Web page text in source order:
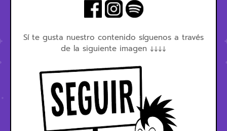
Sí te gusta nuestro contenido síguenos a través
de la siguiente imagen ↓↓↓↓